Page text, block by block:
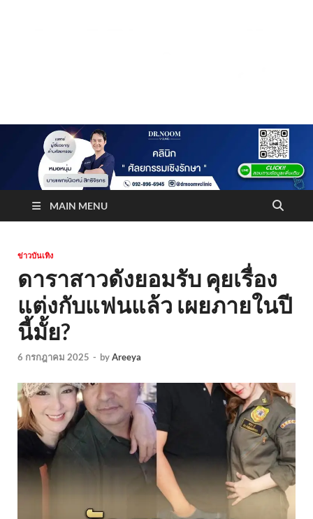
Truststoreonline
MAIN MENU
ข่าวบันเทิง
ดาราสาวดังยอมรับ คุยเรื่อง
แต่งกับแฟนแล้ว เผยภายในปี
นี้มั้ย?
6 กรกฎาคม 2025 - byAreeya